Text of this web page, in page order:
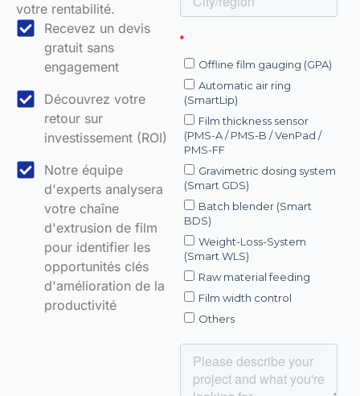
votre rentabilité.
Recevez un devis
gratuit sans
engagement
Découvrez votre
retour sur
investissement (ROI)
Notre équipe
d'experts analysera
votre chaîne
d'extrusion de film
pour identifier les
opportunités clés
d'amélioration de la
productivité